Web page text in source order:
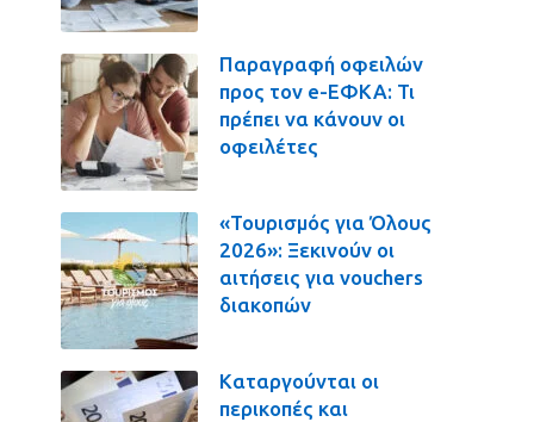
Παραγραφή οφειλών
προς τον e-ΕΦΚΑ: Τι
πρέπει να κάνουν οι
οφειλέτες
«Τουρισμός για Όλους
2026»: Ξεκινούν οι
αιτήσεις για vouchers
διακοπών
Καταργούνται οι
περικοπές και